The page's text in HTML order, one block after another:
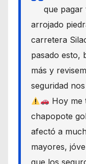
que pagar
arrojado
carretera
pasado esto,
más y
seguridad
Hoy me
chapopote
afectó a
mayores,